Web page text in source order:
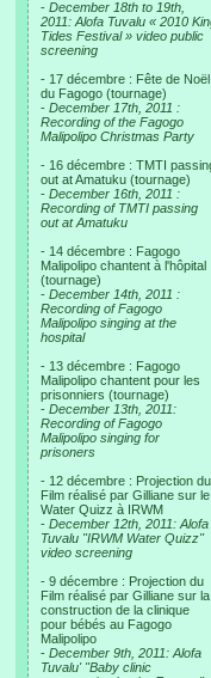
- December 18th to 19th,
2011: Alofa Tuvalu « 2010
Tides Festival » video public
screening
- 17 décembre : Fête de Noël
du Fagogo (tournage)
- December 17th, 2011 :
Recording of the Fagogo
Malipolipo Christmas Party
- 16 décembre : TMTI
out at Amatuku (tournage)
- December 16th, 2011 :
Recording of TMTI passing
out at Amatuku
- 14 décembre : Fagogo
Malipolipo chantent à l'hôpital
(tournage)
- December 14th, 2011 :
Recording of Fagogo
Malipolipo singing at the
hospital
- 13 décembre : Fagogo
Malipolipo chantent pour les
prisonniers (tournage)
- December 13th, 2011:
Recording of Fagogo
Malipolipo singing for
prisoners
- 12 décembre : Projection du
Film réalisé par Gilliane sur le
Water Quizz à IRWM
- December 12th, 2011: Alofa
Tuvalu "IRWM Water Quizz"
video screening
- 9 décembre : Projection du
Film réalisé par Gilliane sur la
construction de la clinique
pour bébés au Fagogo
Malipolipo
- December 9th, 2011: Alofa
Tuvalu' "Baby clinic